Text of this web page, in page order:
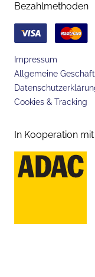
Bezahlmethoden
Impressum
Allgemeine
Cookies & Tracking
In Kooperation mit